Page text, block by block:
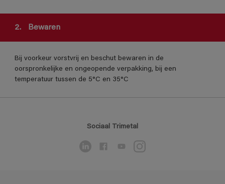
2. Bewaren
Bij voorkeur vorstvrij en beschut bewaren in de
oorspronkelijke en ongeopende verpakking, bij een
temperatuur tussen de 5°C en 35°C
Sociaal Trimetal